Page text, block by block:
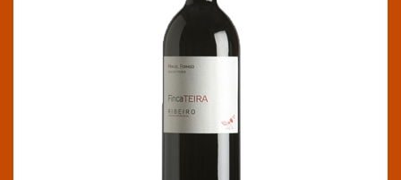
FINCA TEIRA
Vino de color cereza picota. Aromas intensos a
frutas rojas, regaliz. En boca es potente,